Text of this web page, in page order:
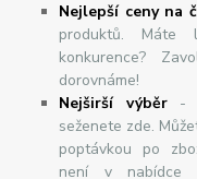
Nejlepší ceny na
produktů. Máte
konkurence?
dorovnáme!
Nejširšívýběr-
seženete zde.
poptávkou po
není v nabídce